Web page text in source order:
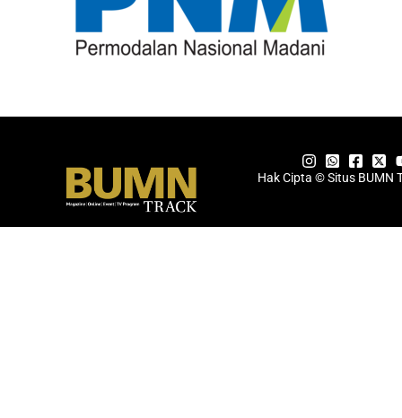
Hak Cipta © Situs BUMN